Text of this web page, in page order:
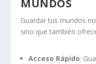
Guardar tus mundos
sino que también
Acceso Rápido: